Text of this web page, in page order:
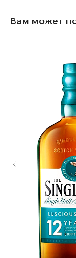
Вам может